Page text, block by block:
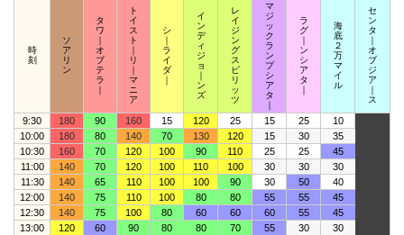
時
刻
ソ
ア
リ
ン
タ
ワ
｜
オ
ブ
テ
ラ
｜
ト
イ
ス
ト
｜
リ
｜
マ
ニ
ア
シ
｜
ラ
イ
ダ
｜
イ
ン
デ
ィ
ジ
ョ
｜
ン
ズ
レ
イ
ジ
ン
グ
ス
ピ
リ
ッ
ツ
マ
ジ
ッ
ク
ラ
ン
プ
シ
ア
タ
｜
ラ
グ
｜
ン
シ
ア
タ
｜
海
底
２
万
マ
イ
ル
セ
ン
タ
｜
オ
ブ
ジ
ア
｜
ス
9:30 180 90 160 15 120 25 15 25 10
10:00 180 80 140 70 130 120 15 30
35
10:30
160 70 120 100 90 110 25 25
45
11:00
140 70 120 100 110 100 30 30
30
11:30
140 65 110 100 100 90 30 50
40
12:00
140 75 110 100 80 80 55 55
45
12:30
140 75 100 80 60 60 60 55
45
13:00
120 60 90 80 80 70 55 30
30